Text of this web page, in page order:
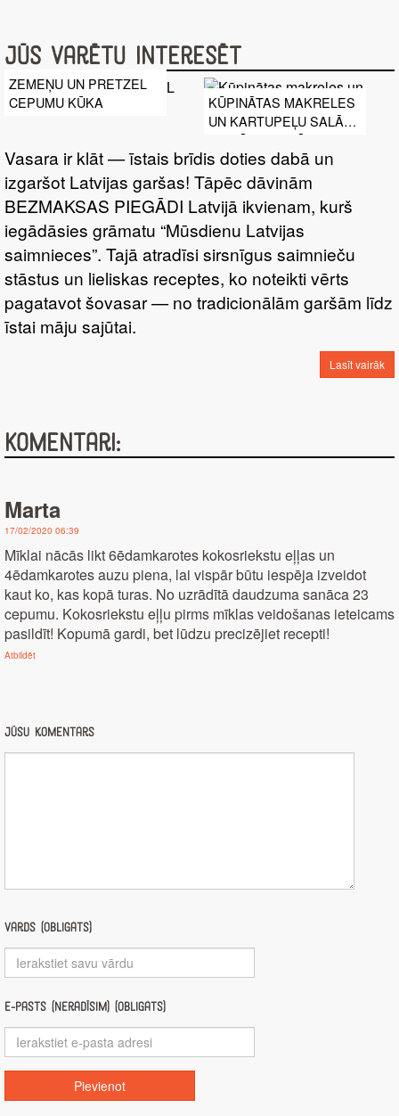
Jūs varētu interesēt
ZEMEŅU UN PRETZEL
CEPUMU KŪKA
KŪPINĀTAS MAKRELES
UN KARTUPEĻU SALĀTI
AR CĒZARA MĒRCI
Vasara ir klāt — īstais brīdis doties dabā un
izgaršot Latvijas garšas! Tāpēc dāvinām
BEZMAKSAS PIEGĀDI Latvijā ikvienam, kurš
iegādāsies grāmatu “Mūsdienu Latvijas
saimnieces”. Tajā atradīsi sirsnīgus saimnieču
stāstus un lieliskas receptes, ko noteikti vērts
pagatavot šovasar — no tradicionālām garšām līdz
īstai māju sajūtai.
Lasīt vairāk
Komentāri:
Marta
17/02/2020 06:39
Mīklai nācās likt 6ēdamkarotes kokosriekstu eļļas un
4ēdamkarotes auzu piena, lai vispār būtu iespēja izveidot
kaut ko, kas kopā turas. No uzrādītā daudzuma sanāca 23
cepumu. Kokosriekstu eļļu pirms mīklas veidošanas ieteicams
pasildīt! Kopumā gardi, bet lūdzu precizējiet recepti!
Atbildēt
Jūsu komentārs
Vārds (obligāts)
E-pasts (nerādīsim) (obligāts)